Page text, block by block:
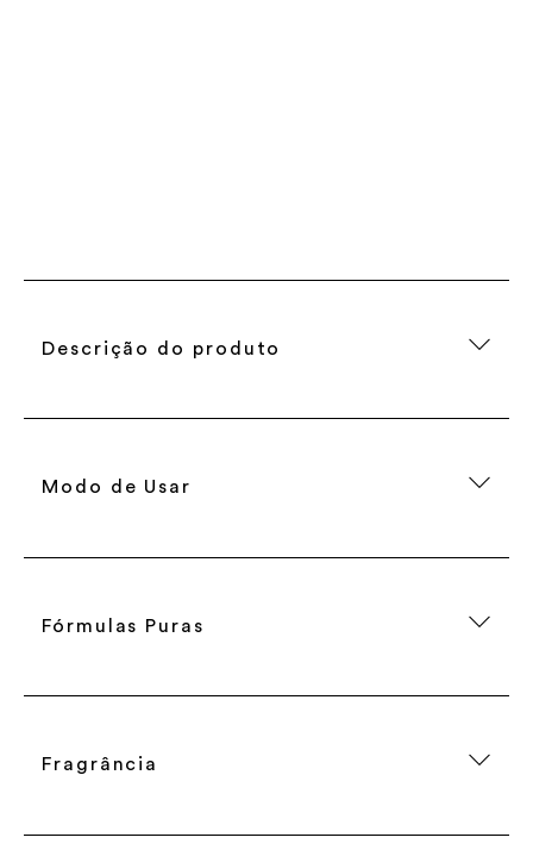
Descrição do produto
Modo de Usar
Fórmulas Puras
Fragrância